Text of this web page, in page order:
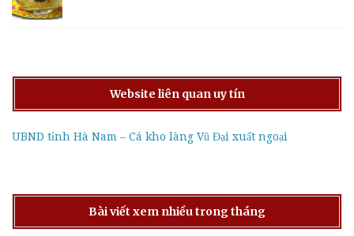
Website liên quan uy tín
UBND tỉnh Hà Nam – Cá kho làng Vũ Đại xuất ngoại
Bài viết xem nhiều trong tháng